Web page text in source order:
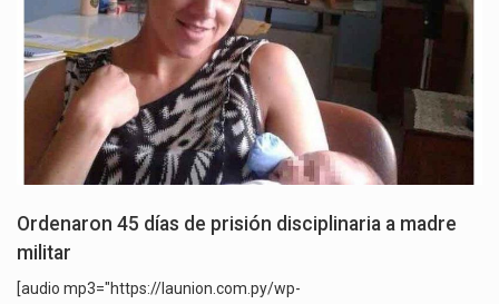
Ordenaron 45 días de prisión disciplinaria a madre
militar
[audio mp3="https://launion.com.py/wp-